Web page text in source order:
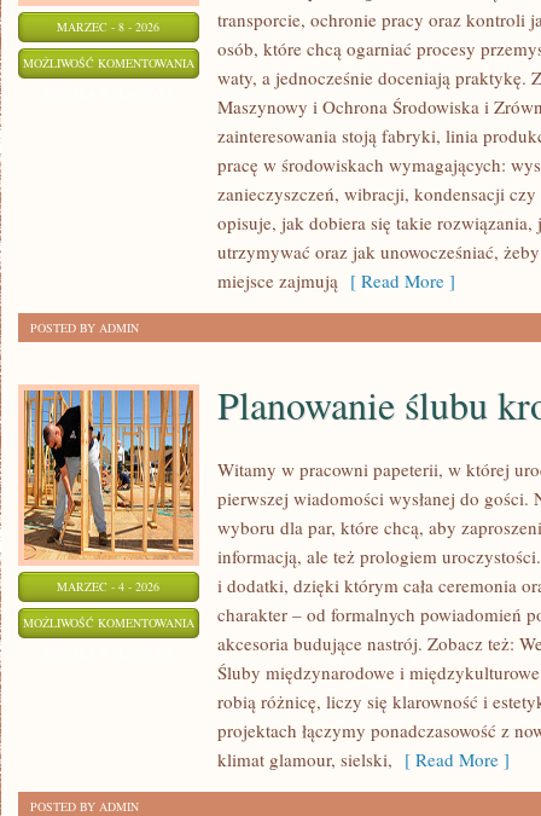
MARZEC - 8 - 2026
MOŻLIWOŚĆ KOMENTOWANIA WYZWANIA
PRZYSZŁOŚĆ
transporcie, ochronie pracy oraz kontroli
osób, które chcą ogarniać procesy
waty, a jednocześnie doceniają praktykę.
Maszynowy i Ochrona Środowiska i
zainteresowania stoją fabryki, linia
pracę w środowiskach wymagających:
zanieczyszczeń, wibracji, kondensacji
opisuje, jak dobiera się takie
utrzymywać oraz jak unowocześniać,
miejsce zajmują [ Read More ]
POSTED BY ADMIN
MARZEC - 4 - 2026
MOŻLIWOŚĆ KOMENTOWANIA PLANOWANIE
ŚLUBU
KROK
KROKU
Planowanie ślubu
Witamy w pracowni papeterii, w której
pierwszej wiadomości wysłanej do gości.
wyboru dla par, które chcą, aby
informacją, ale też prologiem
i dodatki, dzięki którym cała ceremonia
charakter – od formalnych powiadomień
akcesoria budujące nastrój. Zobacz też:
Śluby międzynarodowe i
robią różnicę, liczy się klarowność i
projektach łączymy ponadczasowość z
klimat glamour, sielski, [ Read More ]
POSTED BY ADMIN